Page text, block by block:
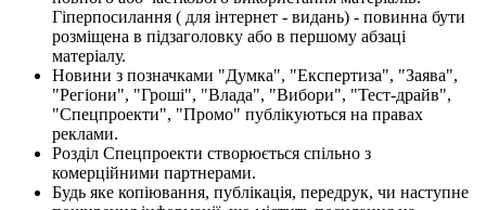
Гіперпосилання ( для інтернет - видань) - повинна бути
розміщена в підзаголовку або в першому абзаці
матеріалу.
Новини з позначками "Думка", "Експертиза", "Заява",
"Регіони", "Гроші", "Влада", "Вибори", "Тест-драйв",
"Спецпроекти", "Промо" публікуються на правах
реклами.
Розділ Спецпроекти створюється спільно з
комерційними партнерами.
Будь яке копіювання, публікація, передрук, чи наступне